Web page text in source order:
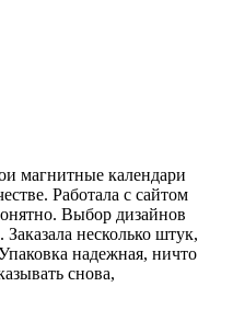
магнитные календари
Работала с сайтом
Выбор дизайнов
несколько штук,
надежная, ничто
снова,